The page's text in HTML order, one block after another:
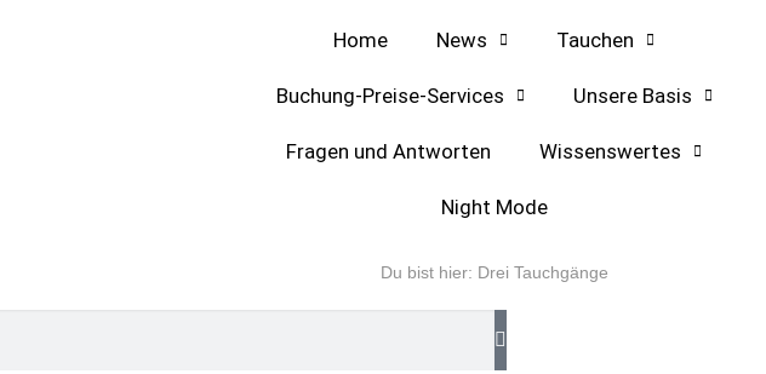
Home News Tauchen
Buchung-Preise-Services Unsere Basis
Fragen und Antworten Wissenswertes
Night Mode
Du bist hier: Drei Tauchgänge
Eine leckere Stärkung nach dem